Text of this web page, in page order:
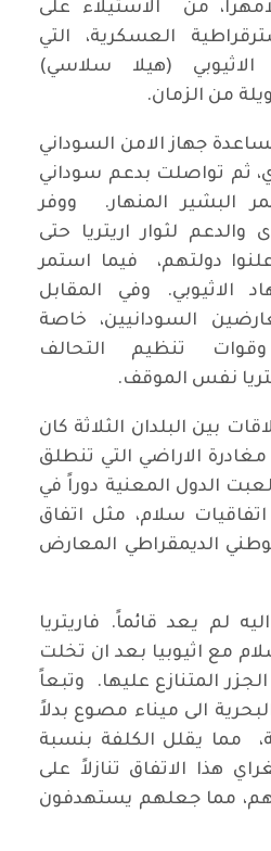
من الاستيلاء على
العسكرية، التي
الاثيوبي (هيلا سلاسي)
من الزمان.
جهاز الامن السوداني
ثم تواصلت بدعم سوداني
البشير المنهار. ووفر
والدعم لثوار اريتريا حتى
دولتهم، فيما استمر
الاثيوبي. وفي المقابل
السودانيين، خاصة
تنظيم التحالف
نفس الموقف.
بين البلدان الثلاثة كان
الاراضي التي تنطلق
الدول المعنية دوراً في
سلام، مثل اتفاق
الديمقراطي المعارض
لم يعد قائماً. فاريتريا
مع اثيوبيا بعد ان تخلت
المتنازع عليها. وتبعاً
الى ميناء مصوع بدلاً
مما يقلل الكلفة بنسبة
هذا الاتفاق تنازلاً على
مما جعلهم يستهدفون